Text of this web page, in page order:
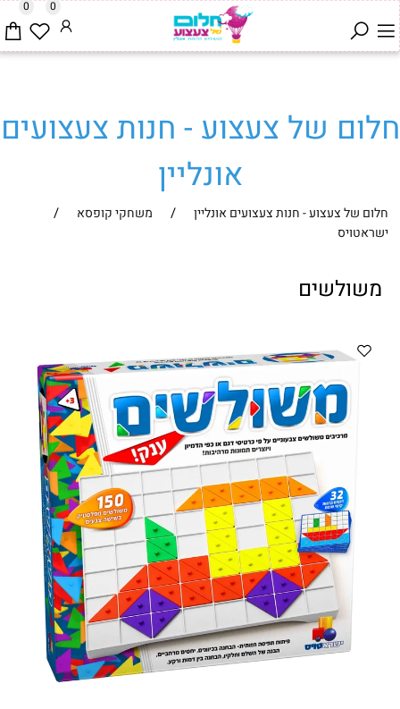
0 0
חלום של צעצוע - חנות צעצועים
אונליין
חלום של צעצוע - חנות צעצועים אונליין / משחקי קופסא /
ישראטויס
משולשים